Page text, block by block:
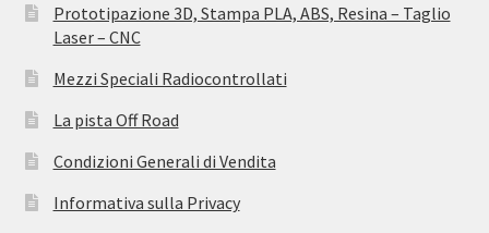
Prototipazione 3D, Stampa PLA, ABS, Resina – Taglio
Laser – CNC
Mezzi Speciali Radiocontrollati
La pista Off Road
Condizioni Generali di Vendita
Informativa sulla Privacy